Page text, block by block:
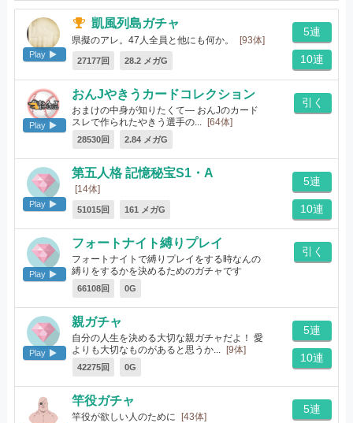
Play
凱風列島ガチャ
県擬のアレ。47人全員と他にも何か。 [93体]
27177回 28.2 メガG
5連
10連
Play
おんJやきうカードコレクション
おまけの中身が知りたくて― おんJのカード
スレで作られたやきう選手の...
[64体]
28530回 2.84 メガG
引く
Play
第五人格 記憶秘宝S1・A
[14体]
51015回 161 メガG
5連
10連
Play
フォートナイト縛りプレイ
フォートナイトで縛りプレイをする時なんの
縛りをするかを決めるためのガチャです
66108回 0G
引く
Play
親ガチャ
自分の人生を決める大切な親ガチャだよ！ 愛
よりも大切なものがあると思うか...
[9体]
42275回 0G
5連
10連
竿役ガチャ
竿役が欲しい人のために [43体]
5連